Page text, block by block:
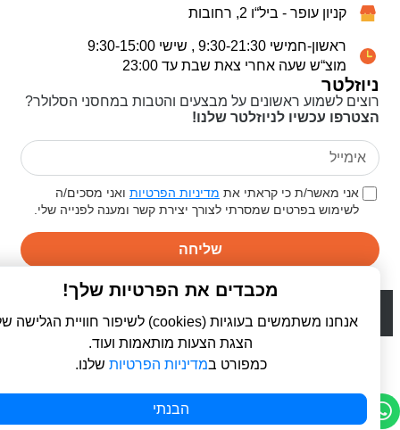
ניוזלטר
רוצים לשמוע ראשונים על מבצעים והטבות במחסני הסלולר?
הצטרפו עכשיו לניוזלטר שלנו!
אני מאשר/ת כי קראתי אתמדיניות הפרטיותואני מסכים/ה
לשימוש בפרטים שמסרתי לצורך יצירת קשר ומענה לפנייה שלי.
שליחה
קניון עופר - ביל“ו 2, רחובות
ראשון-חמישי 9:30-21:30 , שישי 9:30-15:00
מוצ“ש שעה אחרי צאת שבת עד 23:00
WebDigital | וובדיגיטל - עיצוב ובניית אתרים
מכבדים את הפרטיות שלך!
אנחנו משתמשים בעוגיות (cookies) לשיפור חוויית הגלישה שלך,
הצגת הצעות מותאמות ועוד.
כמפורט במדיניות הפרטיותשלנו.
הבנתי